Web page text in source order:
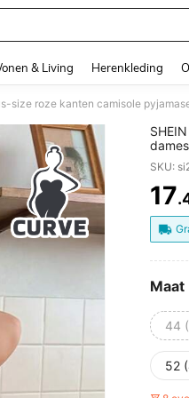
& Living Herenkleding
size roze kanten camisole
dames
SKU:
17
Maat
44
52